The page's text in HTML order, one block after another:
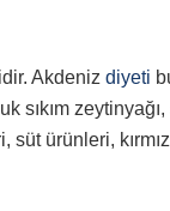
Akdeniz diyeti
sıkım
ürünleri,